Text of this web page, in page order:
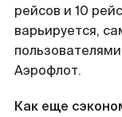
рейсов и 10
варьируется,
Аэрофлот.
Как еще